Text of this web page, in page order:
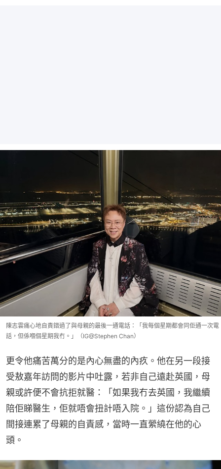
陳志雲痛心地自責錯過了與母親的最後一通電話：「我每個星期都會同佢通一次電
話，但係嗰個星期我冇。」（IG@Stephen Chan）
更令他痛苦萬分的是內心無盡的內疚。他在另一段接
受敖嘉年訪問的影片中吐露，若非自己遠赴英國，母
親或許便不會抗拒就醫：「如果我冇去英國，我繼續
陪佢睇醫生，佢就唔會扭計唔入院。」這份認為自己
間接連累了母親的自責感，當時一直縈繞在他的心
頭。